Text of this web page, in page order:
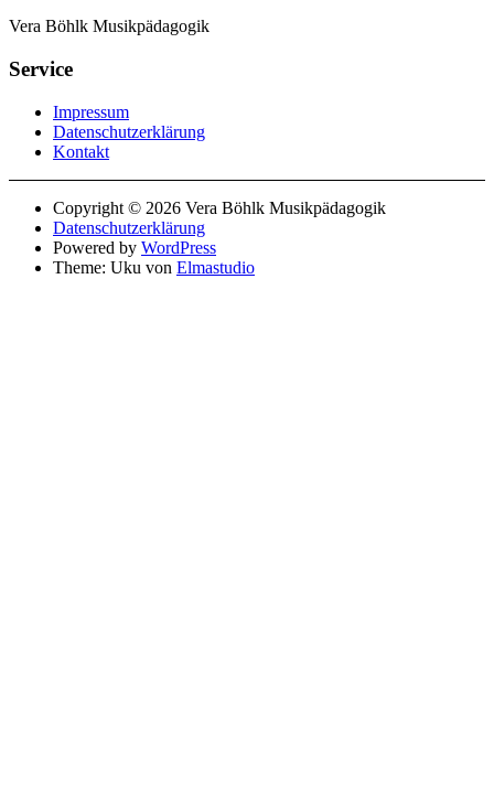
Vera Böhlk Musikpädagogik
Service
Impressum
Datenschutzerklärung
Kontakt
Copyright © 2026 Vera Böhlk Musikpädagogik
Datenschutzerklärung
Powered by WordPress
Theme: Uku von Elmastudio